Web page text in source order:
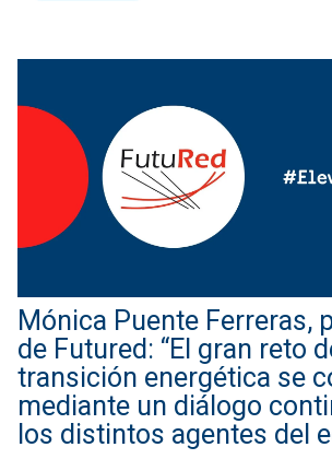
Mónica Puente Ferreras,
de Futured: “El gran reto
transición energética se
mediante un diálogo
los distintos agentes del